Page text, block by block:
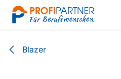
Zum Inhalt springen
Blazer